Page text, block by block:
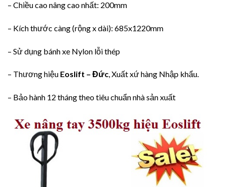
– Chiều cao nâng cao nhất: 200mm
– Kích thước càng (rộng x dài): 685x1220mm
– Sử dụng bánh xe Nylon lỗi thép
– Thương hiệu Eoslift – Đức, Xuất xứ hàng Nhập khẩu.
– Bảo hành 12 tháng theo tiêu chuẩn nhà sản xuất